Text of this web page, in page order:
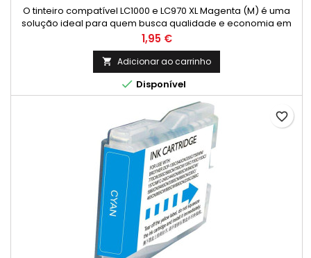
O tinteiro compatível LC1000 e LC970 XL Magenta (M) é uma
solução ideal para quem busca qualidade e economia em
impressão com impressoras Brother. Este cartucho
proporciona impressões vibrantes e precisas, perfeitas para
documentos coloridos e gráficos detalhados. Compatível
com uma ampla gama de modelos Brother, incluindo:
DCP: 130C, 135C, 150C, 153C,...
Preço
1,95 €
 Adicionar ao carrinho
 Disponível
favorite_border